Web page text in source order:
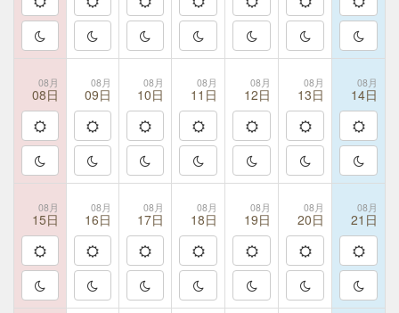
08月
08日
08月
09日
08月
10日
08月
11日
08月
12日
08月
13日
08月
14日
08月
15日
08月
16日
08月
17日
08月
18日
08月
19日
08月
20日
08月
21日